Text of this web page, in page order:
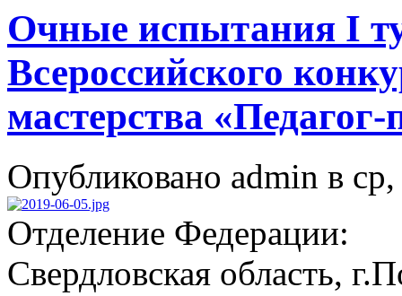
Очные испытания I
Всероссийского
мастерства
Опубликовано admin в
Отделение Федерации:
Свердловская область,